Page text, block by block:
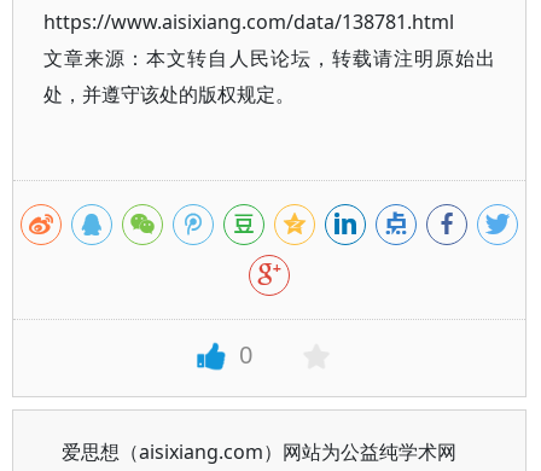
https://www.aisixiang.com/data/138781.html
文章来源：本文转自人民论坛，转载请注明原始出
处，并遵守该处的版权规定。
0
爱思想（aisixiang.com）网站为公益纯学术网